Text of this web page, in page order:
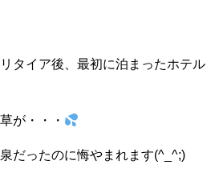
タイア後、最初に泊まったホテル
が・・・
だったのに悔やまれます(^_^;)